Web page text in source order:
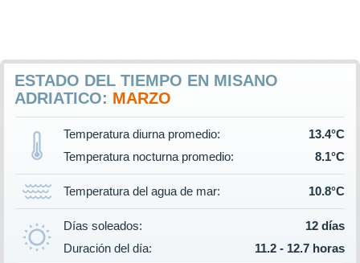
ESTADO DEL TIEMPO EN MISANO
ADRIATICO: MARZO
Temperatura diurna promedio:
13.4°C
Temperatura nocturna promedio:
8.1°C
Temperatura del agua de mar: 10.8°C
Días soleados:
12 días
Duración del día:
11.2 - 12.7 horas